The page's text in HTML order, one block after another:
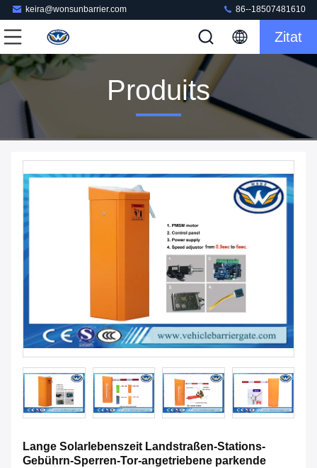
keira@wonsunbarrier.com 86--18507481610
Zitat
Produits
Lange Solarlebenszeit Landstraßen-Stations-
Gebührn-Sperren-Tor-angetriebene parkende